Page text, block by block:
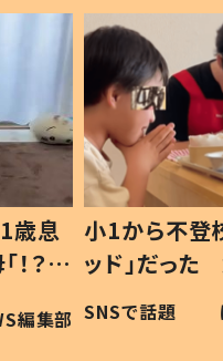
歳息
？」
編集部
小1から不登
ッド」だっ
作り続ける
#令和の子
SNSで話題